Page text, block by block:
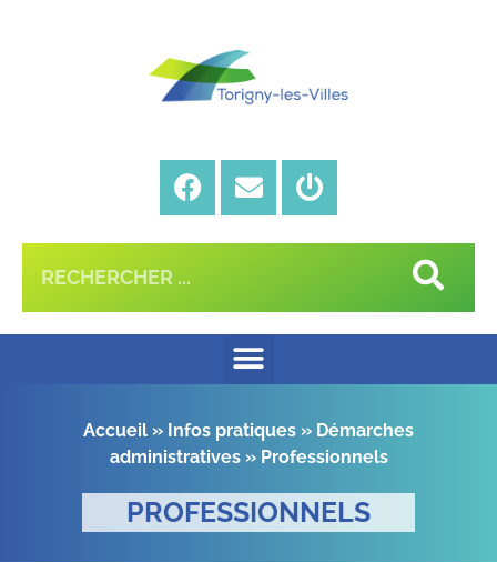
Accueil » Infos pratiques » Démarches
administratives» Professionnels
PROFESSIONNELS